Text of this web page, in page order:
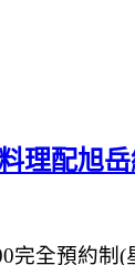
理配旭岳
完全預約制(